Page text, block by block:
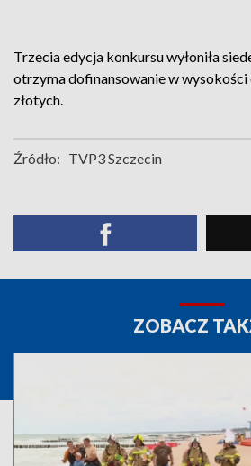
Trzecia edycja konkursu wyłoniła
otrzyma dofinansowanie w
złotych.
Źródło: TVP3 Szczecin
ZOBACZ